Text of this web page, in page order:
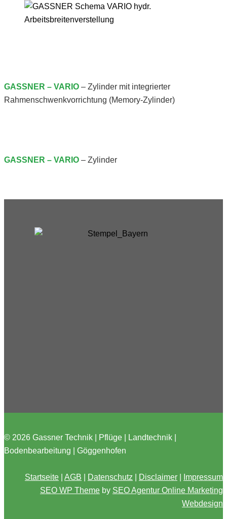
GASSNER – VARIO – Zylinder mit integrierter
Rahmenschwenkvorrichtung (Memory-Zylinder)
GASSNER – VARIO – Zylinder
© 2026 Gassner Technik | Pflüge | Landtechnik |
Bodenbearbeitung | Göggenhofen
Startseite AGB Datenschutz Disclaimer
Impressum
SEO WP Theme by SEO Agentur Online Marketing
Webdesign